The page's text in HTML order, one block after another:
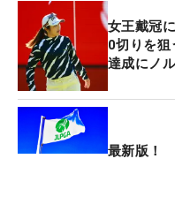
女王を決めた。年間平
『69.9382』。最終
で回ることが、史上
する条件だった。申
田麗央、岩井明愛に
ダーの「70」で回る
の追い詰められた様
女王戴冠
0切りを
達成にノ
最新版！